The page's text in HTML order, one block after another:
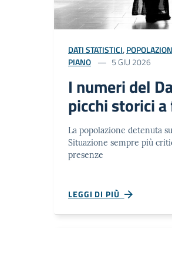
DATI STATISTICI,
PIANO
5 GIU 2026
I numeri del
picchi storici
La popolazione detenuta
Situazione sempre più
presenze
LEGGI DI PIÙ